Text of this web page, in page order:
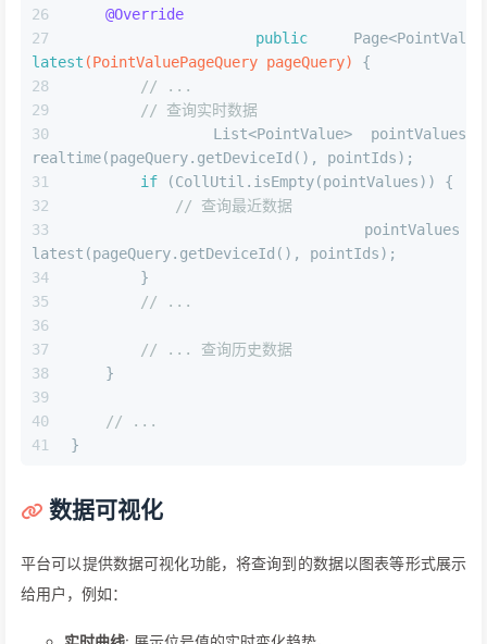
@Override
public
latest (PointValuePageQuery pageQuery)
{
// ...
// 查询实时数据
List<PointValue> pointValues
realtime(pageQuery.getDeviceId(), pointIds);
if (CollUtil.isEmpty(pointValues)) {
// 查询最近数据
pointValues
latest(pageQuery.getDeviceId(), pointIds);
        }
// ...
// ... 查询历史数据
    }
// ...
}
数据可视化
平台可以提供数据可视化功能，将查询到的数据以图表等形式展示
给用户，例如：